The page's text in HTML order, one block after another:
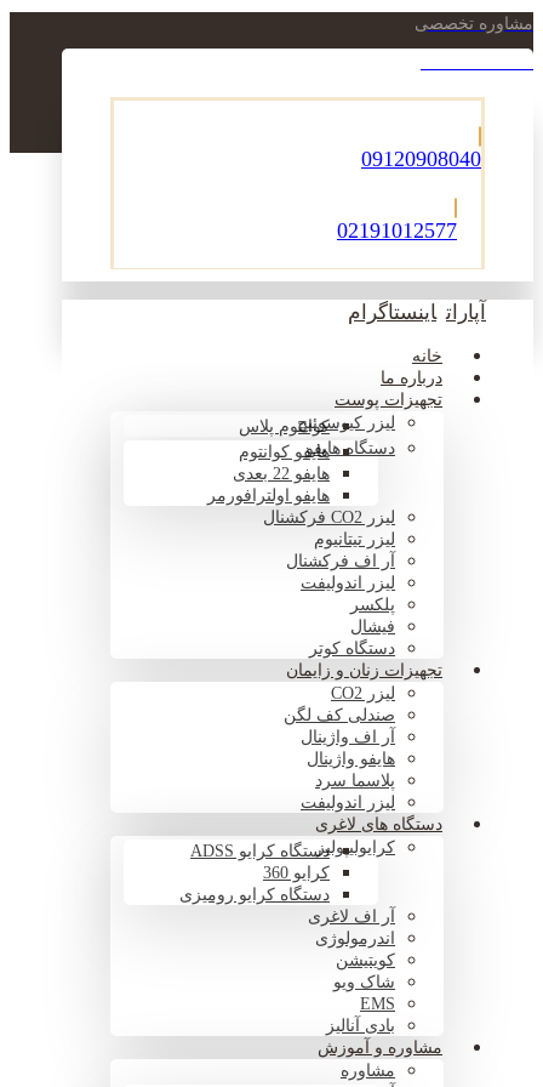
مشاوره تخصصی
09120908040
02191012577
آپارات اینستاگرام
خانه
درباره ما
تجهیزات پوست
لیزر کیوسوئیچکوانتوم پلاس
دستگاه هایفوهایفو کوانتوم
هایفو 22 بعدی
هایفو اولترافورمر
لیزر CO2 فرکشنال
لیزر تیتانیوم
آر اف فرکشنال
لیزر اندولیفت
پلکسر
فیشال
دستگاه کوتر
تجهیزات زنان و زایمان
لیزر CO2
صندلی کف لگن
آر اف واژینال
هایفو واژینال
پلاسما سرد
لیزر اندولیفت
دستگاه های لاغری
کرایولیپولیزدستگاه کرایو ADSS
کرایو 360
دستگاه کرایو رومیزی
آر اف لاغری
اندرمولوژی
کویتیشن
شاک ویو
EMS
بادی آنالیز
مشاوره و آموزش
مشاوره